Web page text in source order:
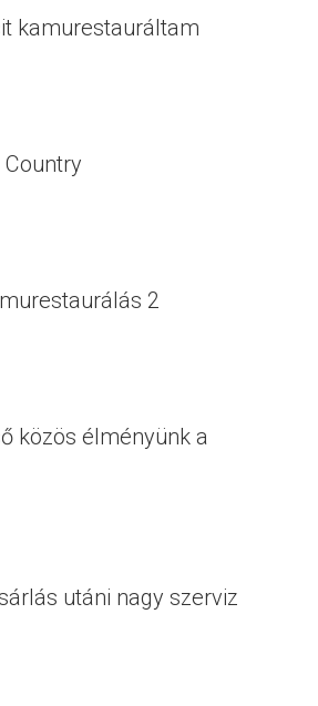
kamurestauráltam
Country
2
közös élményünk a
utáni nagy szerviz